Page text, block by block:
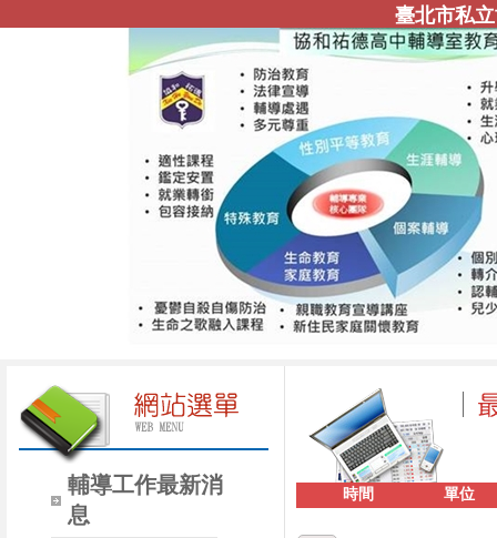
臺北市私
輔導工作最新消
息
時間 單位